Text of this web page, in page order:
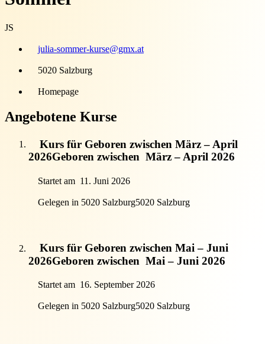
JS
julia-sommer-kurse@gmx.at
5020 Salzburg
Homepage
Angebotene Kurse
Kurs für Geboren zwischen März – April
2026Geboren zwischen März – April 2026
Startet am 11. Juni 2026
Gelegen in 5020 Salzburg5020 Salzburg
Kurs für Geboren zwischen Mai – Juni
2026Geboren zwischen Mai – Juni 2026
Startet am 16. September 2026
Gelegen in 5020 Salzburg5020 Salzburg